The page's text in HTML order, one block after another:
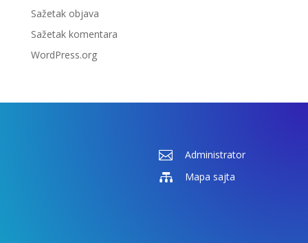
Sažetak objava
Sažetak komentara
WordPress.org
 Administrator
 Mapa sajta